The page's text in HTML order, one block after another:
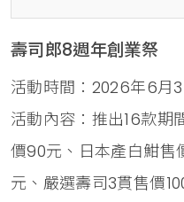
壽司郎8週年創業祭
活動時間：2026年6月
活動內容：推出16款期
價90元、日本產白魽售
元、嚴選壽司3貫售價